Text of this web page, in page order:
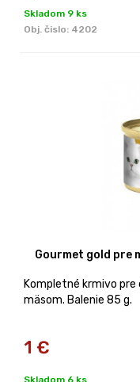
Skladom 9 ks
Obj. čislo: 4202
Gourmet gold pre
Kompletné krmivo
mäsom. Balenie 85 g.
1 €
Skladom 6 ks